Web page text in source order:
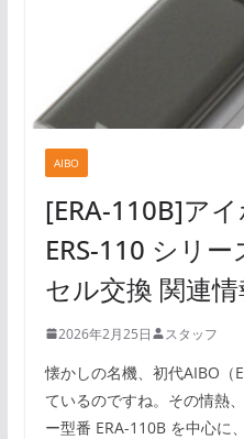
AIBO
[ERA-110B]アイ
ERS-110 シリ
セル交換 関連情
2026年2月25日 スタッフ
懐かしの名機、初代AIBO（
ているのですね。その情熱
ー型番 ERA-110B を中心に